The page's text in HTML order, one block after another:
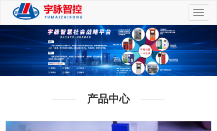
切
换
航
产品中心